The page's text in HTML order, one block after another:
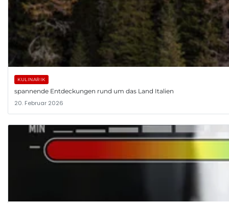
KULINARIK
spannende Entdeckungen rund um das Land Italien
20. Februar 2026